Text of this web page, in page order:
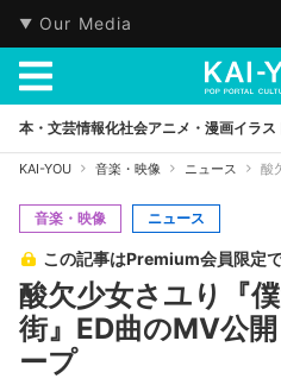
Our Media
本・文芸情報化社会アニメ・漫画イラス
KAI-YOU 音楽・映像 ニュース 酸
音楽・映像 ニュース
この記事はPremium会員限定
酸欠少女さユり『
街』ED曲のMV公
ープ